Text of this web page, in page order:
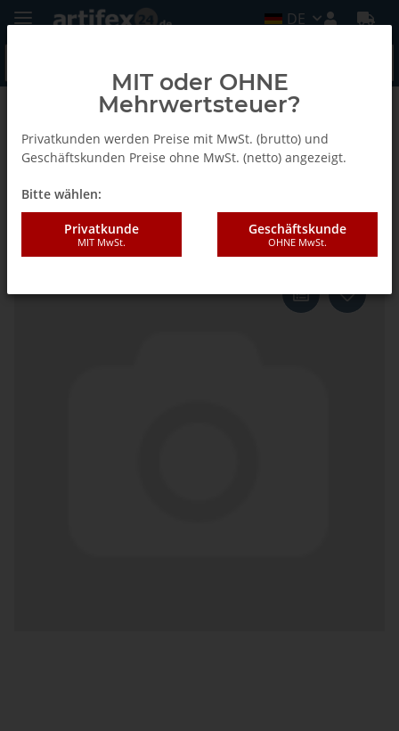
DE
Zurück zur Liste Fein
Fein Schneidmesser U-Form,
Schneidenlänge 24 mm
MIT oder OHNE
Mehrwertsteuer?
Privatkunden werden Preise mit MwSt. (brutto) und
Geschäftskunden Preise ohne MwSt. (netto) angezeigt.
Bitte wählen:
Privatkunde
MIT MwSt.
Geschäftskunde
OHNE MwSt.